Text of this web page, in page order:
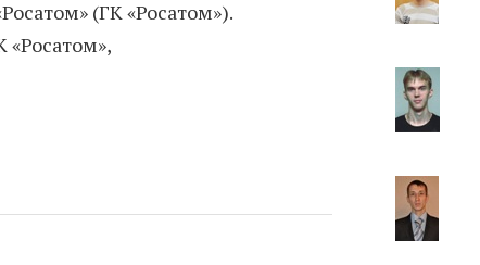
(ГК «Росатом»).
«Росатом»,